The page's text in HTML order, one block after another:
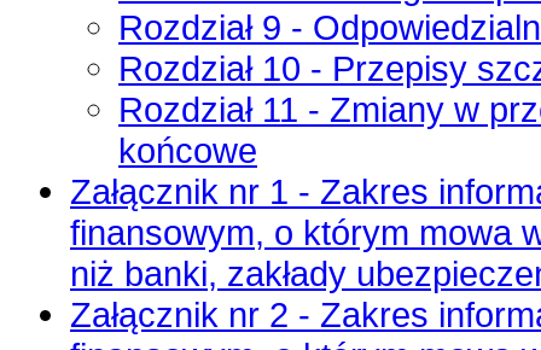
Rozdział 9 -
Rozdział 10 - Przepisy
Rozdział 11 - Zmiany w
końcowe
Załącznik nr 1 - Zakres
finansowym, o którym mowa
niż banki, zakłady
Załącznik nr 2 - Zakres